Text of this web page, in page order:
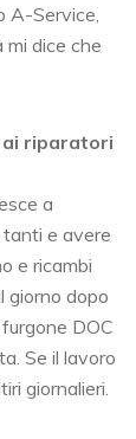
A-Service,
mi dice che
riparatori
a
tanti e avere
e ricambi
giorno dopo
DOC
Se il lavoro
giornalieri.